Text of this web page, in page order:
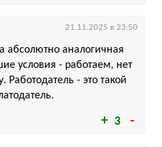
3
абсолютно аналогичная
условия - работаем, нет
- это такой
21.11.2025 в 23:50